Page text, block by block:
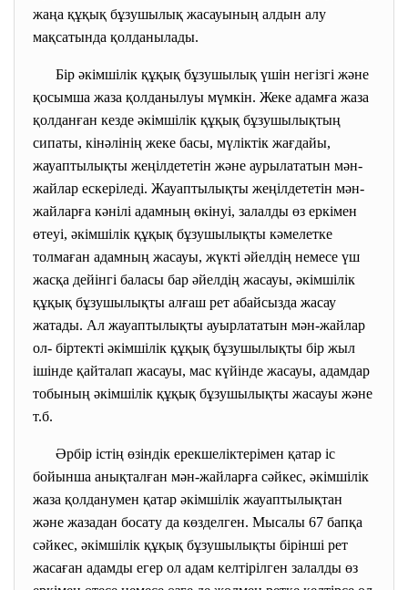
жаңа құқық бұзушылық жасауының алдын алу
мақсатында қолданылады.
Бір әкімшілік құқық бұзушылық үшін негізгі және
қосымша жаза қолданылуы мүмкін. Жеке адамға жаза
қолданған кезде әкімшілік құқық бұзушылықтың
сипаты, кінәлінің жеке басы, мүліктік жағдайы,
жауаптылықты жеңілдететін және аурылататын мән-
жайлар ескеріледі. Жауаптылықты жеңілдететін мән-
жайларға кәнілі адамның өкінуі, залалды өз еркімен
өтеуі, әкімшілік құқық бұзушылықты кәмелетке
толмаған адамның жасауы, жүкті әйелдің немесе үш
жасқа дейінгі баласы бар әйелдің жасауы, әкімшілік
құқық бұзушылықты алғаш рет абайсызда жасау
жатады. Ал жауаптылықты ауырлататын мән-жайлар
ол- біртекті әкімшілік құқық бұзушылықты бір жыл
ішінде қайталап жасауы, мас күйінде жасауы, адамдар
тобының әкімшілік құқық бұзушылықты жасауы және
т.б.
Әрбір істің өзіндік ерекшеліктерімен қатар іс
бойынша анықталған мән-жайларға сәйкес, әкімшілік
жаза қолданумен қатар әкімшілік жауаптылықтан
және жазадан босату да көзделген. Мысалы 67 бапқа
сәйкес, әкімшілік құқық бұзушылықты бірінші рет
жасаған адамды егер ол адам келтірілген залалды өз